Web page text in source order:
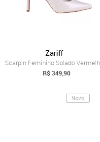
Zariff
R$ 349,90
Novo